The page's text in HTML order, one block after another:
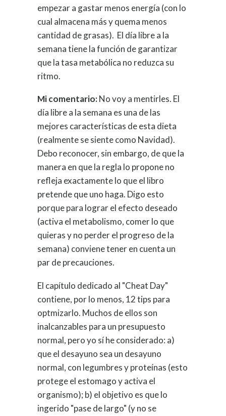
empezar a gastar menos energía (con lo
cual almacena más y quema menos
cantidad de grasas). El día libre a la
semana tiene la función de garantizar
que la tasa metabólica no reduzca su
ritmo.
Mi comentario:No voy a mentirles. El
día libre a la semana es una de las
mejores características de esta dieta
(realmente se siente como Navidad).
Debo reconocer, sin embargo, de que la
manera en que la regla lo propone no
refleja exactamente lo que el libro
pretende que uno haga. Digo esto
porque para lograr el efecto deseado
(activa el metabolismo, comer lo que
quieras y no perder el progreso de la
semana) conviene tener en cuenta un
par de precauciones.
El capítulo dedicado al "Cheat Day"
contiene, por lo menos, 12 tips para
optmizarlo. Muchos de ellos son
inalcanzables para un presupuesto
normal, pero yo sí he considerado: a)
que el desayuno sea un desayuno
normal, con legumbres y proteínas (esto
protege el estomago y activa el
organismo); b) el objetivo es que lo
ingerido "pase de largo" (y no se